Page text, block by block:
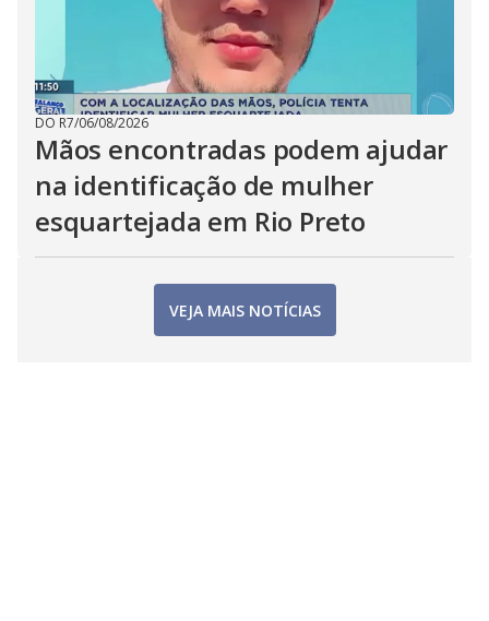
DO R7/06/08/2026
Mãos encontradas podem ajudar
na identificação de mulher
esquartejada em Rio Preto
VEJA MAIS NOTÍCIAS